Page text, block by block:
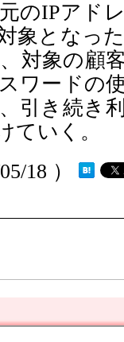
のIPアド
象となっ
対象の顧
ワードの
引き続き
ていく。
18 ）